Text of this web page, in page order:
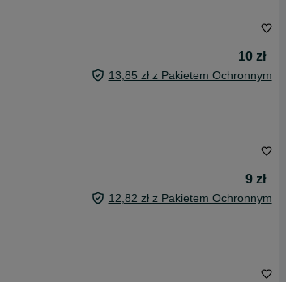
10 zł
13,85 zł z Pakietem Ochronnym
9 zł
12,82 zł z Pakietem Ochronnym